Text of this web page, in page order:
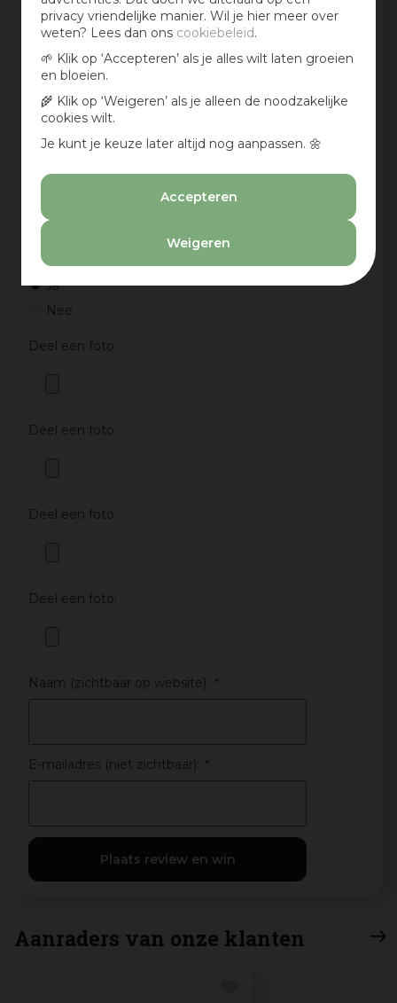
privacy vriendelijke manier. Wil je hier meer over
weten? Lees dan ons cookiebeleid.
🌱 Klik op ‘Accepteren’ als je alles wilt laten groeien
en bloeien.
🌾 Klik op ‘Weigeren’ als je alleen de noodzakelijke
cookies wilt.
Je kunt je keuze later altijd nog aanpassen. 🌼
Accepteren
Weigeren
Jouw mening over dit product:
Aan te bevelen?
Ja
Nee
Deel een foto:
Deel een foto:
Deel een foto:
Deel een foto:
Naam (zichtbaar op website): *
E-mailadres (niet zichtbaar): *
Aanraders van onze klanten